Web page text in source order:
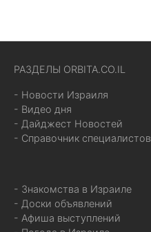
РАЗДЕЛЫ ORBITA.CO.IL
- Новости Израиля
- Видео дня
- Дайджест Новостей
- Справочник специалистов
- Знакомства в Израиле
- Доски объявлений
- Афиша выступлений